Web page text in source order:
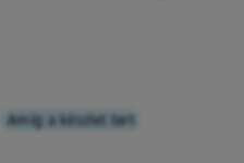
Amíg a készlet tart